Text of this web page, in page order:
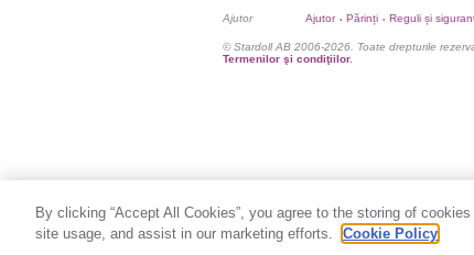
Ajutor Ajutor • Părinți • Reguli și
© Stardoll AB 2006-2026. Toate drepturile
Termenilor şi condiţiilor.
By clicking “Accept All Cookies”, you agree to the storing of
site usage, and assist in our marketing efforts.
Cookie Policy